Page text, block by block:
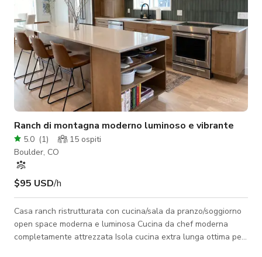
Ranch di montagna moderno luminoso e vibrante
5.0 (1) 15 ospiti
Boulder, CO
$95 USD/h
Casa ranch ristrutturata con cucina/sala da pranzo/soggiorno
open space moderna e luminosa Cucina da chef moderna
completamente attrezzata Isola cucina extra lunga ottima per